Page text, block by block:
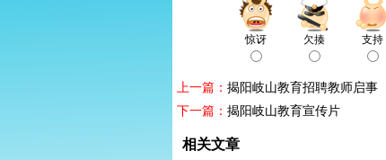
惊讶 欠揍 支持
上一篇： 揭阳岐山教育招聘教师启事
下一篇： 揭阳岐山教育宣传片
相关文章